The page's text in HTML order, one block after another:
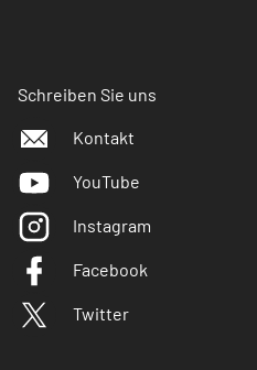
Schreiben Sie uns
Kontakt
YouTube
Instagram
Facebook
Twitter